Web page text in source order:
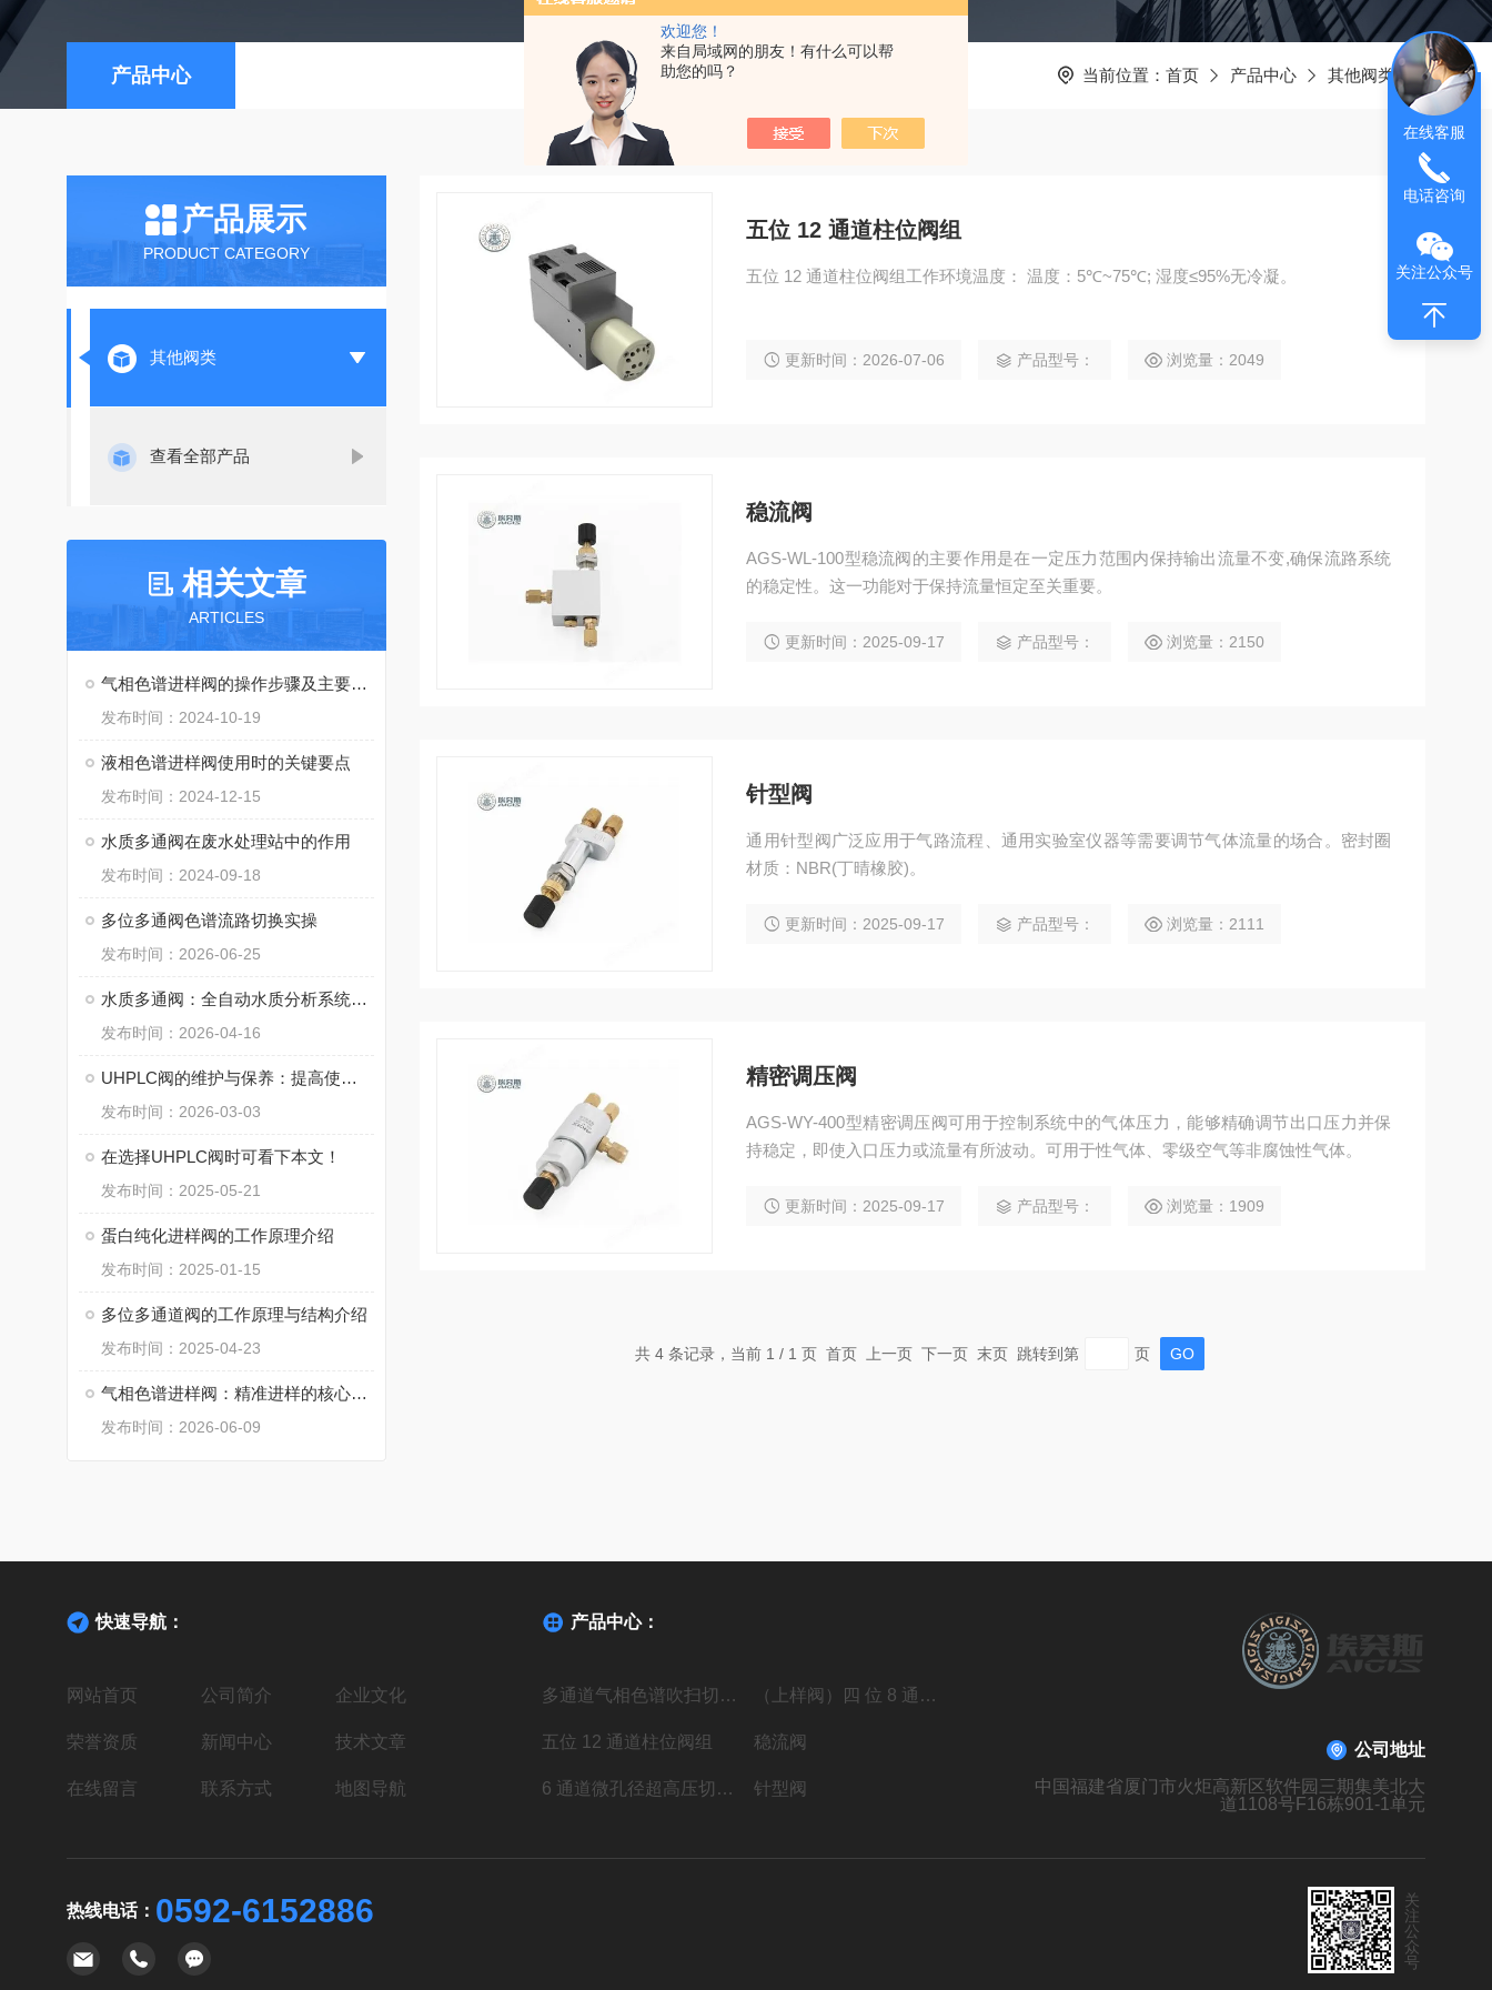
欢迎您！
来自局域网的朋友！有什么可以帮
助您的吗？
产品中心 当前位置： 首页 产品中心 其他阀类
产品展示
PRODUCT CATEGORY
其他阀类
查看全部产品
相关文章
ARTICLES
气相色谱进样阀的操作步骤及主要注意事项
发布时间：2024-10-19
液相色谱进样阀使用时的关键要点
发布时间：2024-12-15
水质多通阀在废水处理站中的作用
发布时间：2024-09-18
多位多通阀色谱流路切换实操
发布时间：2026-06-25
水质多通阀：全自动水质分析系统的流路控制核心
发布时间：2026-04-16
UHPLC阀的维护与保养：提高使用寿命的关键技巧
发布时间：2026-03-03
在选择UHPLC阀时可看下本文！
发布时间：2025-05-21
蛋白纯化进样阀的工作原理介绍
发布时间：2025-01-15
多位多通道阀的工作原理与结构介绍
发布时间：2025-04-23
气相色谱进样阀：精准进样的核心枢纽
发布时间：2026-06-09
五位 12 通道柱位阀组
五位 12 通道柱位阀组工作环境温度： 温度：5℃~75℃; 湿度≤95%无冷凝。
更新时间：2026-07-06 产品型号： 浏览量：2049
稳流阀
AGS-WL-100型稳流阀的主要作用是在一定压力范围内保持输出流量不变,确保流路系统
的稳定性。这一功能对于保持流量恒定至关重要。
更新时间：2025-09-17 产品型号： 浏览量：2150
针型阀
通用针型阀广泛应用于气路流程、通用实验室仪器等需要调节气体流量的场合。密封圈
材质：NBR(丁晴橡胶)。
更新时间：2025-09-17 产品型号： 浏览量：2111
精密调压阀
AGS-WY-400型精密调压阀可用于控制系统中的气体压力，能够精确调节出口压力并保
持稳定，即使入口压力或流量有所波动。可用于性气体、零级空气等非腐蚀性气体。
更新时间：2025-09-17 产品型号： 浏览量：1909
共 4 条记录，当前 1 / 1 页 首页 上一页 下一页 末页 跳转到第 页
快速导航：
网站首页 公司简介 企业文化
荣誉资质 新闻中心 技术文章
在线留言 联系方式 地图导航
产品中心：
多通道气相色谱吹扫切换阀 （上样阀）四 位 8 通高压进样阀组
五位 12 通道柱位阀组 稳流阀
6 通道微孔径超高压切换阀组 针型阀
公司地址
中国福建省厦门市火炬高新区软件园三期集美北大
道1108号F16栋901-1单元
热线电话： 0592-6152886
关
注
公
众
号
在线客服
电话咨询
关注公众号